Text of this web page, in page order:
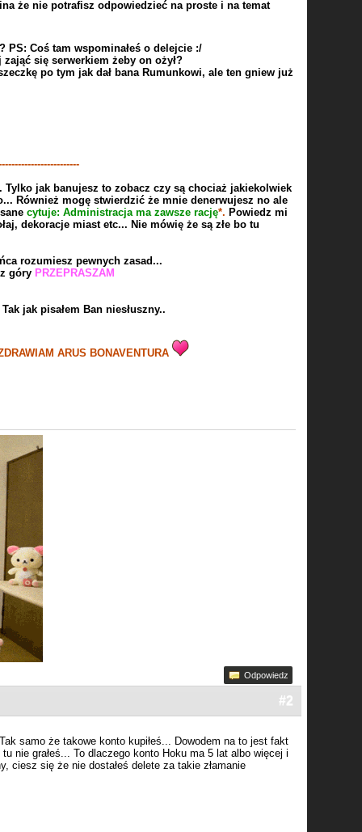
że nie potrafisz odpowiedzieć na proste i na temat
PS: Coś tam wspominałeś o delejcie :/
się serwerkiem żeby on ożył?
po tym jak dał bana Rumunkowi, ale ten gniew już
jak banujesz to zobacz czy są chociaż jakiekolwiek
Również mogę stwierdzić że mnie denerwujesz no ale
cytuje: Administracja ma zawsze rację*. Powiedz mi
dekoracje miast etc... Nie mówię że są złe bo tu
rozumiesz pewnych zasad...
PRZEPRASZAM
jak pisałem Ban niesłuszny..
Odpowiedz
#2
samo że takowe konto kupiłeś... Dowodem na to jest fakt
nie grałeś... To dlaczego konto Hoku ma 5 lat albo więcej i
ciesz się że nie dostałeś delete za takie złamanie